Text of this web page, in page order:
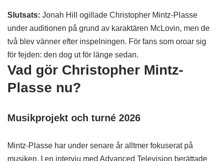
Slutsats: Jonah Hill ogillade Christopher Mintz-Plasse
under auditionen på grund av karaktären McLovin, men de
två blev vänner efter inspelningen. För fans som oroar sig
för fejden: den dog ut för länge sedan.
Vad gör Christopher Mintz-
Plasse nu?
Musikprojekt och turné 2026
Mintz-Plasse har under senare år alltmer fokuserat på
musiken. I en intervju med Advanced Television berättade